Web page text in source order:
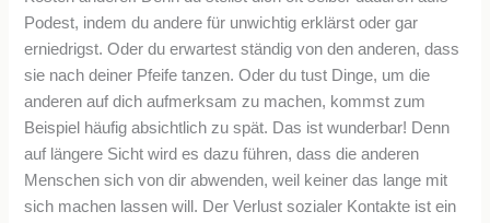
Podest, indem du andere für unwichtig erklärst oder gar
erniedrigst. Oder du erwartest ständig von den anderen, dass
sie nach deiner Pfeife tanzen. Oder du tust Dinge, um die
anderen auf dich aufmerksam zu machen, kommst zum
Beispiel häufig absichtlich zu spät. Das ist wunderbar! Denn
auf längere Sicht wird es dazu führen, dass die anderen
Menschen sich von dir abwenden, weil keiner das lange mit
sich machen lassen will. Der Verlust sozialer Kontakte ist ein